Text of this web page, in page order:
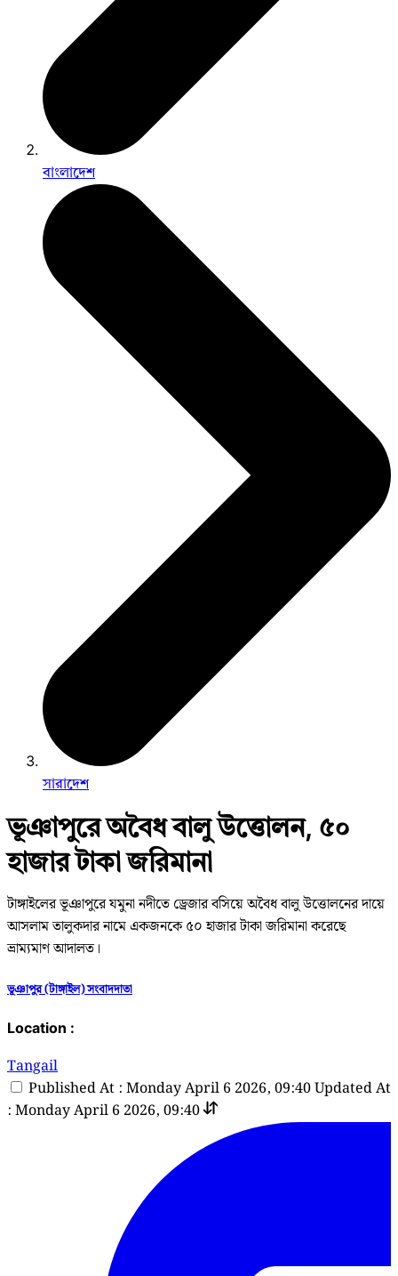
বাংলাদেশ
সারাদেশ
ভূঞাপুরে অবৈধ বালু উত্তোলন, ৫০
হাজার টাকা জরিমানা
টাঙ্গাইলের ভূঞাপুরে যমুনা নদীতে ড্রেজার বসিয়ে অবৈধ বালু উত্তোলনের দায়ে
আসলাম তালুকদার নামে একজনকে ৫০ হাজার টাকা জরিমানা করেছে
ভ্রাম্যমাণ আদালত।
ভূঞাপুর (টাঙ্গাইল) সংবাদদাতা
Location :
Tangail
Published At : Monday April 6 2026, 09:40Updated At
: Monday April 6 2026, 09:40